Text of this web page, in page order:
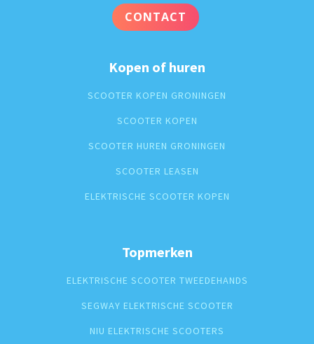
CONTACT
Kopen of huren
SCOOTER KOPEN GRONINGEN
SCOOTER KOPEN
SCOOTER HUREN GRONINGEN
SCOOTER LEASEN
ELEKTRISCHE SCOOTER KOPEN
Topmerken
ELEKTRISCHE SCOOTER TWEEDEHANDS
SEGWAY ELEKTRISCHE SCOOTER
NIU ELEKTRISCHE SCOOTERS